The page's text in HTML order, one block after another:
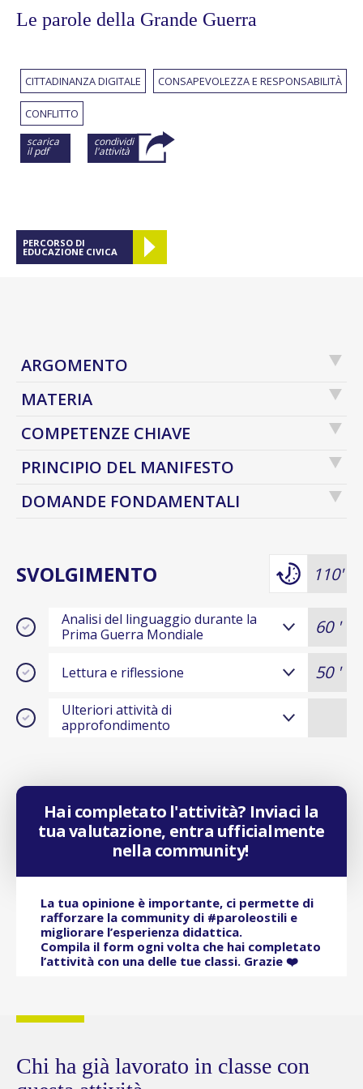
Le parole della Grande Guerra
CITTADINANZA DIGITALE CONSAPEVOLEZZA E RESPONSABILITÀ
CONFLITTO
scarica
il pdf
condividi
l'attività
PERCORSO DI
EDUCAZIONE CIVICA
ARGOMENTO
MATERIA
COMPETENZE CHIAVE
PRINCIPIO DEL MANIFESTO
DOMANDE FONDAMENTALI
SVOLGIMENTO 110'
Analisi del linguaggio durante la
Prima Guerra Mondiale
Lettura e riflessione
Ulteriori attività di
approfondimento
Hai completato l'attività? Inviaci la
tua valutazione, entra ufficialmente
nella community!
La tua opinione è importante, ci permette di
rafforzare la community di #paroleostili e
migliorare l’esperienza didattica.
Compila il form ogni volta che hai completato
l’attività con una delle tue classi. Grazie ❤️
Chi ha già lavorato in classe con